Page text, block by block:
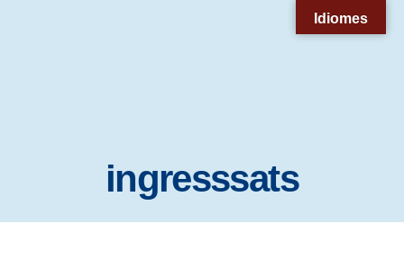
accesibilidad.
ingresssats
Idiomes